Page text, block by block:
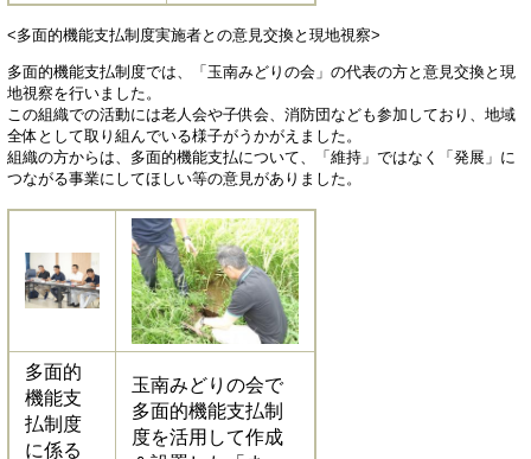
<多面的機能支払制度実施者との意見交換と現地視察>
多面的機能支払制度では、「玉南みどりの会」の代表の方と意見交換と現
地視察を行いました。
この組織での活動には老人会や子供会、消防団なども参加しており、地域
全体として取り組んでいる様子がうかがえました。
組織の方からは、多面的機能支払について、「維持」ではなく「発展」に
つながる事業にしてほしい等の意見がありました。
多面的
機能支
払制度
に係る
玉南みどりの会で
多面的機能支払制
度を活用して作成